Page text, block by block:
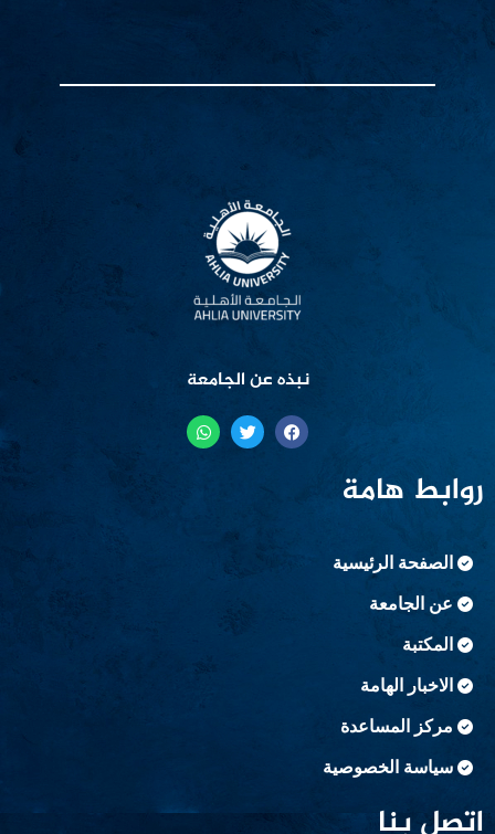
نبذه عن الجامعة
روابط هامة
الصفحة الرئيسية
عن الجامعة
المكتبة
الاخبار الهامة
مركز المساعدة
سياسة الخصوصية
اتصل بنا